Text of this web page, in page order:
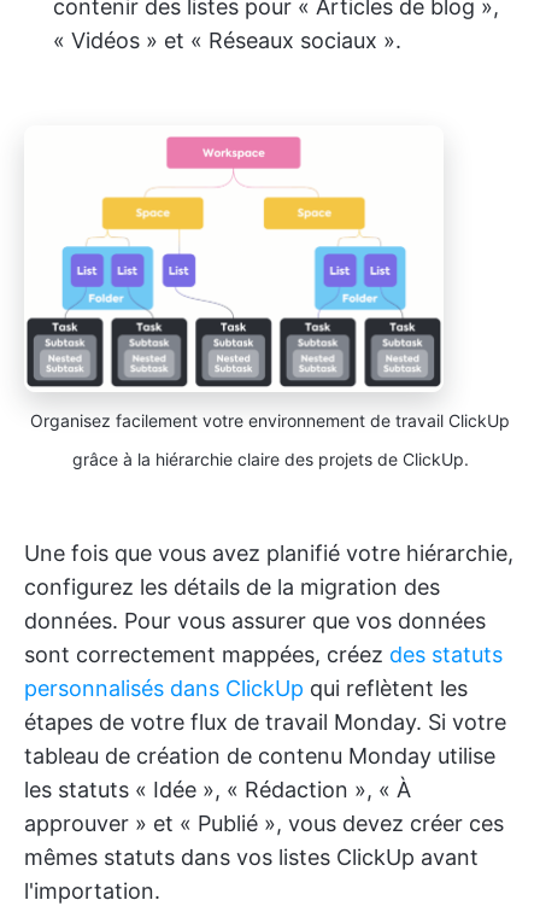
contenir des listes pour « Articles de blog »,
« Vidéos » et « Réseaux sociaux ».
Organisez facilement votre environnement de travail ClickUp
grâce à la hiérarchie claire des projets de ClickUp.
Une fois que vous avez planifié votre hiérarchie,
configurez les détails de la migration des
données. Pour vous assurer que vos données
sont correctement mappées, créez des statuts
personnalisés dans ClickUp qui reflètent les
étapes de votre flux de travail Monday. Si votre
tableau de création de contenu Monday utilise
les statuts « Idée », « Rédaction », « À
approuver » et « Publié », vous devez créer ces
mêmes statuts dans vos listes ClickUp avant
l'importation.